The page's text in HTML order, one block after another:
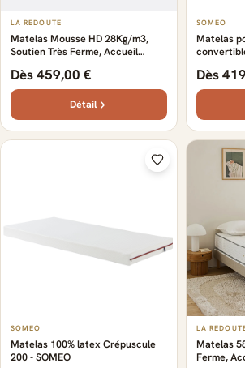
LA REDOUTE
Matelas Mousse HD 28Kg/m3,
Soutien Très Ferme, Accueil
Dès 459,00 €
Détail
SOMEO
Matelas
Dès
SOMEO
Matelas 100% latex Crépuscule
200 - SOMEO
LA
Matelas
Ferme,